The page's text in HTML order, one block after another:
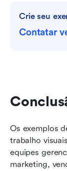
Crie seu
Contatar
Os exemplos
trabalho
equipes
marketing,